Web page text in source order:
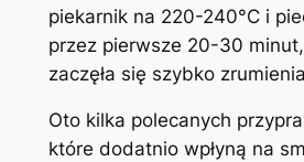
piekarnik na 220-240°C i
przez pierwsze 20-30
zaczęła się szybko
Oto kilka polecanych
które dodatnio wpłyną na